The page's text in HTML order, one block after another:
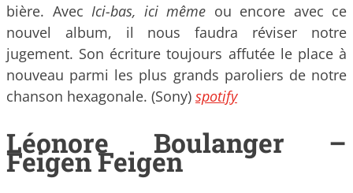
bière. Avec Ici-bas, ici même ou encore avec ce
nouvel album, il nous faudra réviser notre
jugement. Son écriture toujours affutée le place à
nouveau parmi les plus grands paroliers de notre
chanson hexagonale. (Sony) spotify
Léonore Boulanger –
Feigen Feigen